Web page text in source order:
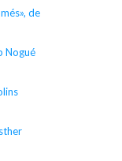
de
Nogué